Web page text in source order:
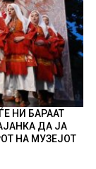
НИ БАРААТ
ДА ЈА
НА МУЗЕЈОТ